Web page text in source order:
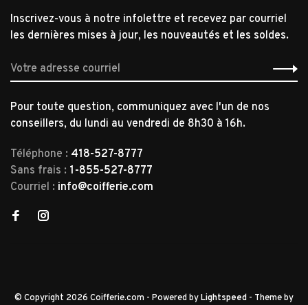
Inscrivez-vous à notre infolettre et recevez par courriel
les dernières mises à jour, les nouveautés et les soldes.
Pour toute question, communiquez avec l'un de nos
conseillers, du lundi au vendredi de 8h30 à 16h.
Téléphone : 418-527-8777
Sans frais : 1-855-527-8777
Courriel : info@coifferie.com
© Copyright 2026 Coifferie.com - Powered byLightspeed - Theme by